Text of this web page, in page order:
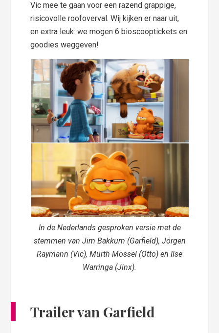
Vic mee te gaan voor een razend grappige,
risicovolle roofoverval. Wij kijken er naar uit,
en extra leuk: we mogen 6 bioscooptickets en
goodies weggeven!
In de Nederlands gesproken versie met de
stemmen van Jim Bakkum (Garfield), Jörgen
Raymann (Vic), Murth Mossel (Otto) en Ilse
Warringa (Jinx).
Trailer van Garfield